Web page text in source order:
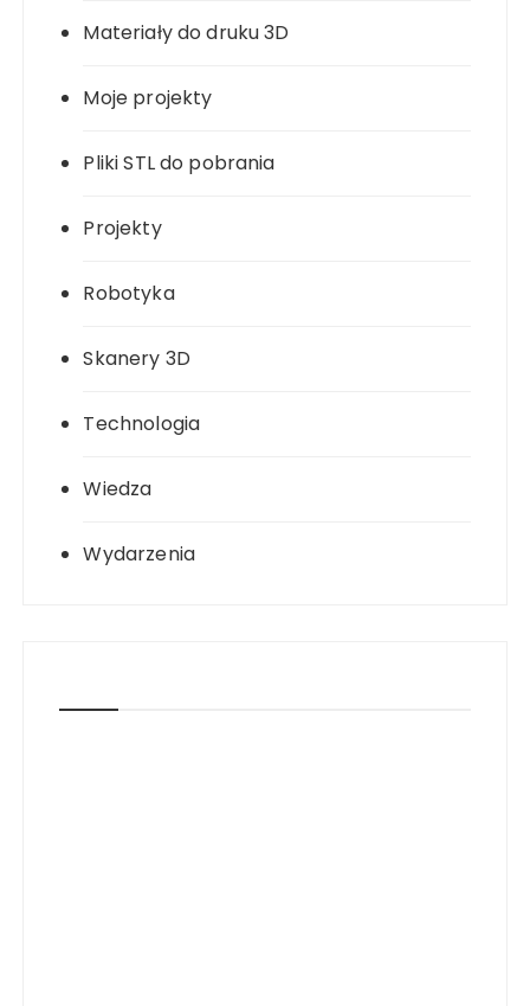
Materiały do druku 3D
Moje projekty
Pliki STL do pobrania
Projekty
Robotyka
Skanery 3D
Technologia
Wiedza
Wydarzenia